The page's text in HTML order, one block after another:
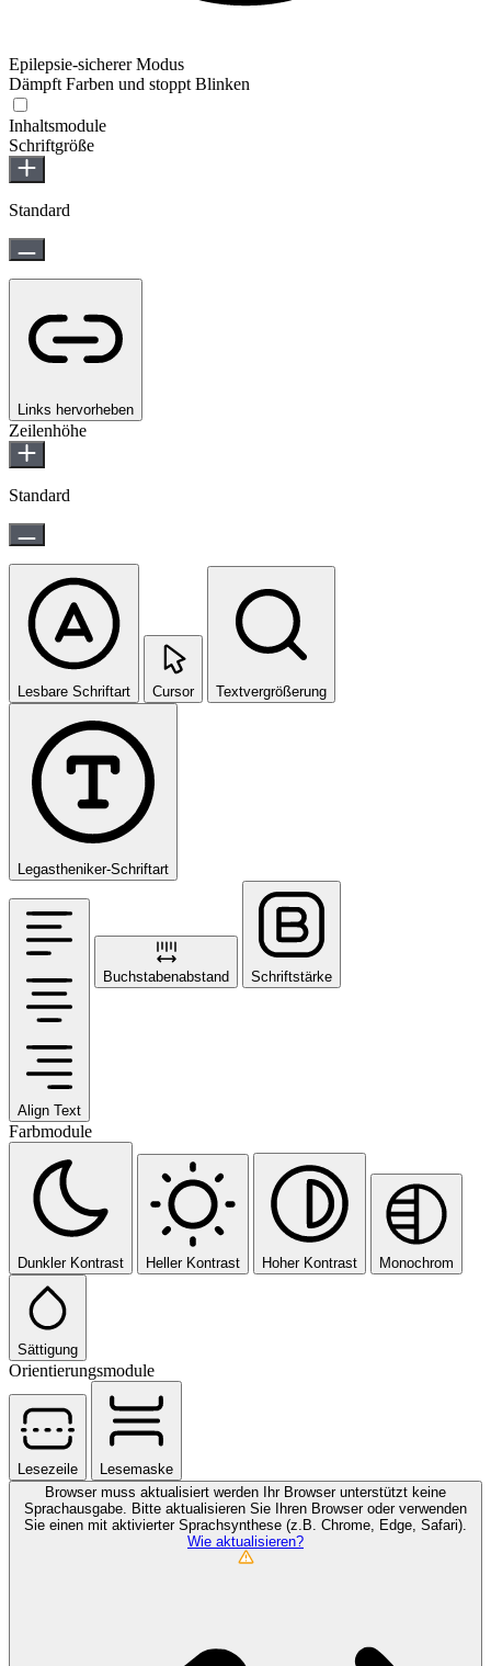
Epilepsie-sicherer Modus
Dämpft Farben und stoppt Blinken
Inhaltsmodule
Schriftgröße
Standard
Links hervorheben
Zeilenhöhe
Standard
Lesbare Schriftart Cursor Textvergrößerung
Legastheniker-Schriftart
Align Text
Buchstabenabstand Schriftstärke
Farbmodule
Dunkler Kontrast Heller Kontrast Hoher Kontrast Monochrom
Sättigung
Orientierungsmodule
Lesezeile
Lesemaske
Browser muss aktualisiert werden
Ihr Browser unterstützt keine
Sprachausgabe. Bitte aktualisieren Sie Ihren Browser oder verwenden
Sie einen mit aktivierter Sprachsynthese (z.B. Chrome, Edge, Safari).
Wie aktualisieren?